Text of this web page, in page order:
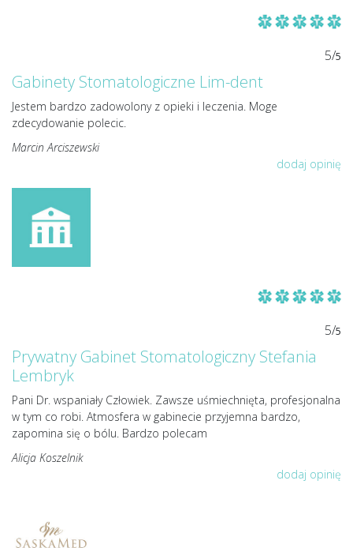
5/5
Gabinety Stomatologiczne Lim-dent
Jestem bardzo zadowolony z opieki i leczenia. Moge
zdecydowanie polecic.
Marcin Arciszewski
dodaj opinię
5/5
Prywatny Gabinet Stomatologiczny Stefania
Lembryk
Pani Dr. wspaniały Człowiek. Zawsze uśmiechnięta, profesjonalna
w tym co robi. Atmosfera w gabinecie przyjemna bardzo,
zapomina się o bólu. Bardzo polecam
Alicja Koszelnik
dodaj opinię